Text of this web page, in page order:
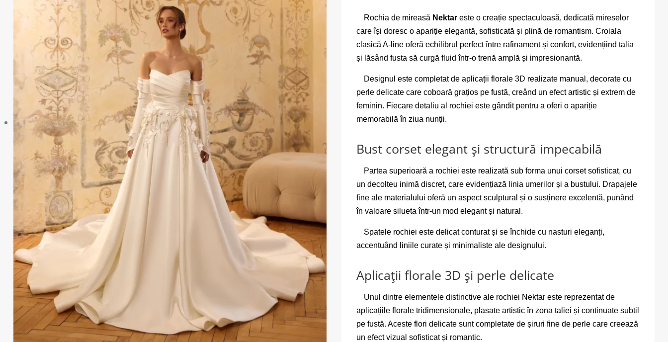
Rochia de mireasă Nektar este o creație spectaculoasă, dedicată mireselor
care își doresc o apariție elegantă, sofisticată și plină de romantism. Croiala
clasică A-line oferă echilibrul perfect între rafinament și confort, evidențiind talia
și lăsând fusta să curgă fluid într-o trenă amplă și impresionantă.
Designul este completat de aplicații florale 3D realizate manual, decorate cu
perle delicate care coboară grațios pe fustă, creând un efect artistic și extrem de
feminin. Fiecare detaliu al rochiei este gândit pentru a oferi o apariție
memorabilă în ziua nunții.
Bust corset elegant și structură impecabilă
Partea superioară a rochiei este realizată sub forma unui corset sofisticat, cu
un decolteu inimă discret, care evidențiază linia umerilor și a bustului. Drapajele
fine ale materialului oferă un aspect sculptural și o susținere excelentă, punând
în valoare silueta într-un mod elegant și natural.
Spatele rochiei este delicat conturat și se închide cu nasturi eleganți,
accentuând liniile curate și minimaliste ale designului.
Aplicații florale 3D și perle delicate
Unul dintre elementele distinctive ale rochiei Nektar este reprezentat de
aplicațiile florale tridimensionale, plasate artistic în zona taliei și continuate subtil
pe fustă. Aceste flori delicate sunt completate de șiruri fine de perle care creează
un efect vizual sofisticat și romantic.